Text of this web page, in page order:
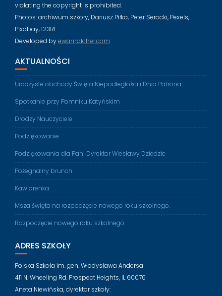
violating the copyright is prohibited.
Photos: archiwum szkoły, Dariusz Piłka, Peter Serocki, Pexels,
Pixabay, 123RF
Developed byewamalcher.com
AKTUALNOŚCI
Uroczyste obchody Święta Niepodległości i Dnia Patrona
Spotkanie przy Pomniku Katyńskim
Drodzy Nauczyciele
Podziękowanie
Podziękowania dla Pani Dyrektor Wiesławy Dziedzic
Pożegnalny brunch
Kawiarenka
Msza święta na rozpoczęcie nowego roku szkolnego.
Rozpoczęcie nowego roku szkolnego.
ADRES SZKOŁY
Polska Szkoła im. gen. Władysława Andersa
411 N. Wheeling Rd. Prospect Heights, IL 60070
Aneta Niewińska, dyrektor szkoły: